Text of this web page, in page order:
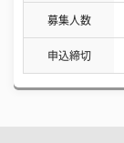
募集人数
申込締切